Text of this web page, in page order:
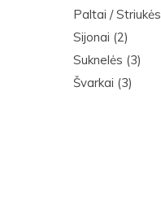
Paltai / Striukės
Sijonai (2)
Suknelės (3)
Švarkai (3)